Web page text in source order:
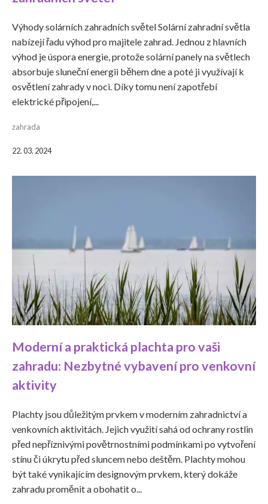
Výhody solárních zahradních světel Solární zahradní světla
nabízejí řadu výhod pro majitele zahrad. Jednou z hlavních
výhod je úspora energie, protože solární panely na světlech
absorbuje sluneční energii během dne a poté ji využívají k
osvětlení zahrady v noci. Díky tomu není zapotřebí
elektrické připojení,...
zahrada
22. 03. 2024
Moderní a praktická plachta pro vaši
zahradu: Nezbytné vybavení pro venkovní
aktivity
Plachty jsou důležitým prvkem v moderním zahradnictví a
venkovních aktivitách. Jejich využití sahá od ochrany rostlin
před nepříznivými povětrnostními podmínkami po vytvoření
stínu či úkrytu před sluncem nebo deštěm. Plachty mohou
být také vynikajícím designovým prvkem, který dokáže
zahradu proměnit a obohatit o...